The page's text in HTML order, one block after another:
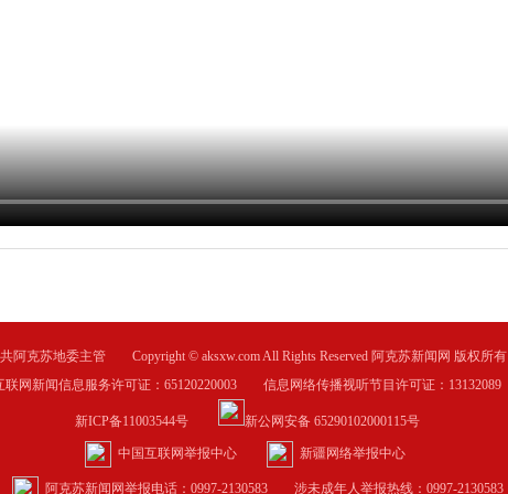
阿克苏地委主管 Copyright © aksxw.com All Rights Reserved 阿克苏新闻网 版权所有
联网新闻信息服务许可证：65120220003 信息网络传播视听节目许可证：13132089
新ICP备11003544号 新公网安备 65290102000115号
中国互联网举报中心 新疆网络举报中心
阿克苏新闻网举报电话：0997-2130583 涉未成年人举报热线：0997-2130583